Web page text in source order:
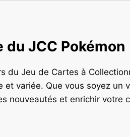
JCC Pokémon
du Jeu de Cartes à
variée. Que vous soyez un
nouveautés et enrichir votre